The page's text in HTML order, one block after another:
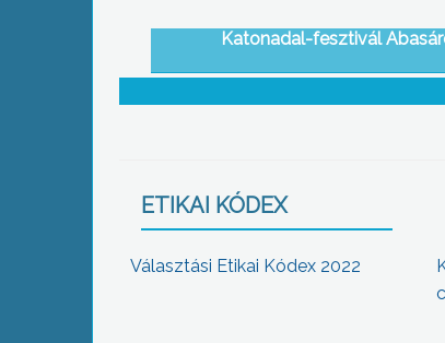
Katonadal-fesztivál
ETIKAI KÓDEX
Választási Etikai Kódex 2022